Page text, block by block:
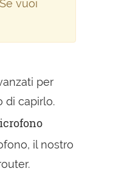
vuoi
per
di capirlo.
il nostro